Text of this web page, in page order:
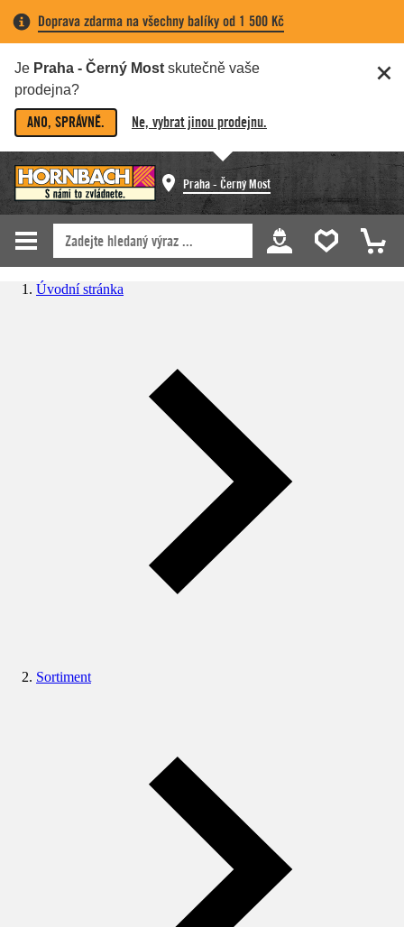
Doprava zdarma na všechny balíky od 1 500 Kč
Je Praha - Černý Most skutečně vaše
prodejna?
ANO, SPRÁVNĚ. Ne, vybrat jinou prodejnu.
Praha - Černý Most
Úvodní stránka
Sortiment